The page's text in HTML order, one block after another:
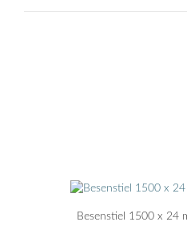
Besenstiel 1500 x 24